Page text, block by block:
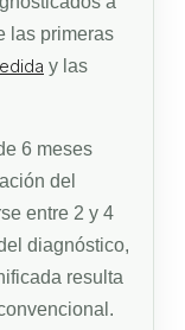
las primeras
y las
6 meses
del
entre 2 y 4
diagnóstico,
resulta